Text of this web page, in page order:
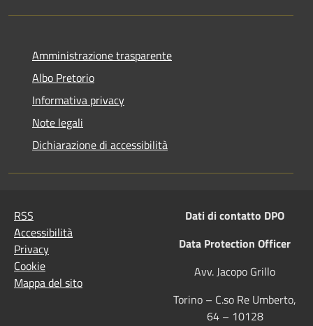
Amministrazione trasparente
Albo Pretorio
Informativa privacy
Note legali
Dichiarazione di accessibilità
RSS
Accessibilità
Privacy
Cookie
Mappa del sito
Dati di contatto DPO
Data Protection Officer
Avv. Jacopo Grillo
Torino – C.so Re Umberto,
64 – 10128